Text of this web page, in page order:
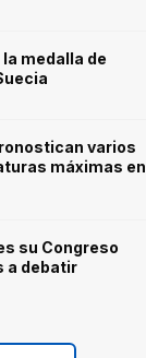
medalla de
varios
máximas en
su Congreso
a debatir